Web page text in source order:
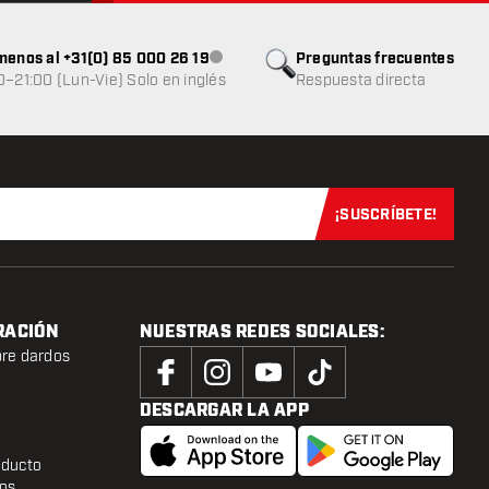
Preguntas frecuentes
Respuesta directa
al +31(0) 85 000 26 19Atención al cliente no disponible
(Lun-Vie) Solo en inglés
Suscríbete
¡SUSCRÍBETE!
dardos
NUESTRAS REDES SOCIALES:
DESCARGAR LA APP